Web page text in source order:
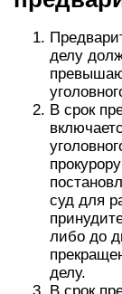
делу
В срок
суд для
либо до
делу.